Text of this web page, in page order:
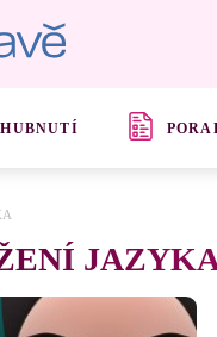
HUBNUTÍ